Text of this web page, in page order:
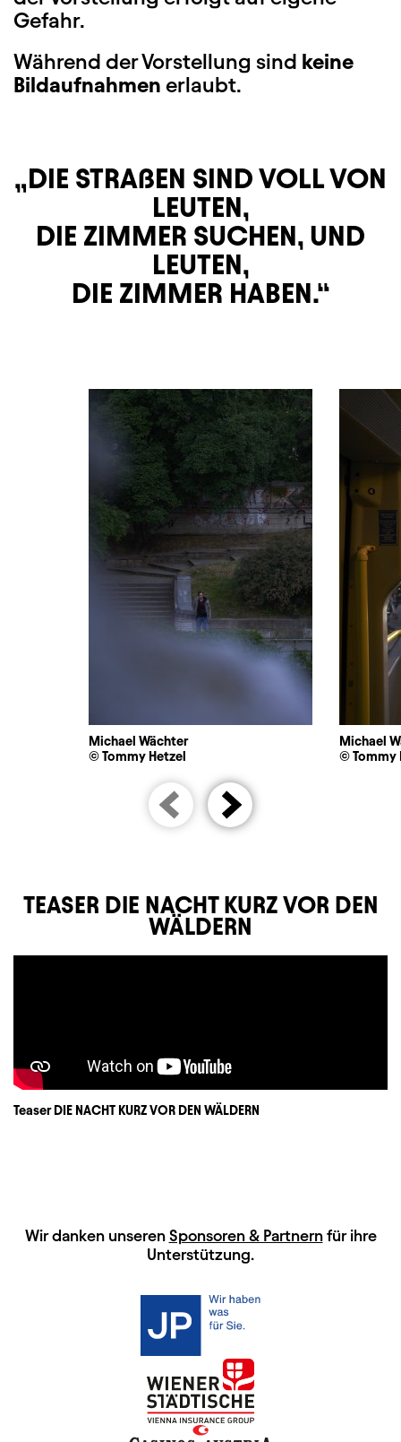
Gefahr.
Während der Vorstellung sind keine
Bildaufnahmen erlaubt.
DIE STRAßEN SIND VOLL VON
LEUTEN,
DIE ZIMMER SUCHEN, UND
LEUTEN,
DIE ZIMMER HABEN.
Michael Wächter
© Tommy Hetzel
Michael
© Tommy
TEASER DIE NACHT KURZ VOR DEN
WÄLDERN
Teaser DIE NACHT KURZ VOR DEN WÄLDERN
HAUPTSPONSOREN
Wir danken unseren Sponsoren & Partnernfür ihre
Unterstützung.